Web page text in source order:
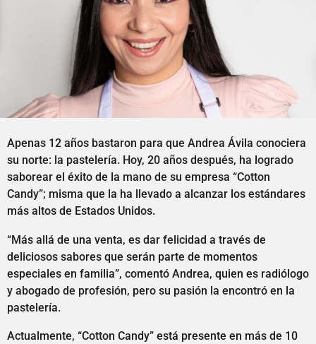
Apenas 12 años bastaron para que Andrea Ávila conociera
su norte: la pastelería. Hoy, 20 años después, ha logrado
saborear el éxito de la mano de su empresa “Cotton
Candy”; misma que la ha llevado a alcanzar los estándares
más altos de Estados Unidos.
“Más allá de una venta, es dar felicidad a través de
deliciosos sabores que serán parte de momentos
especiales en familia”, comentó Andrea, quien es radiólogo
y abogado de profesión, pero su pasión la encontró en la
pastelería.
Actualmente, “Cotton Candy” está presente en más de 10